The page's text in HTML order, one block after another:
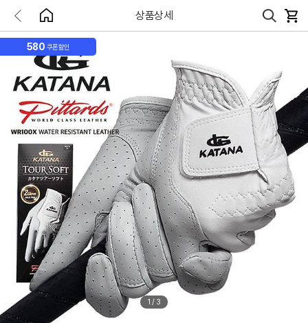
상품상세
580 쿠폰할인
1 / 3